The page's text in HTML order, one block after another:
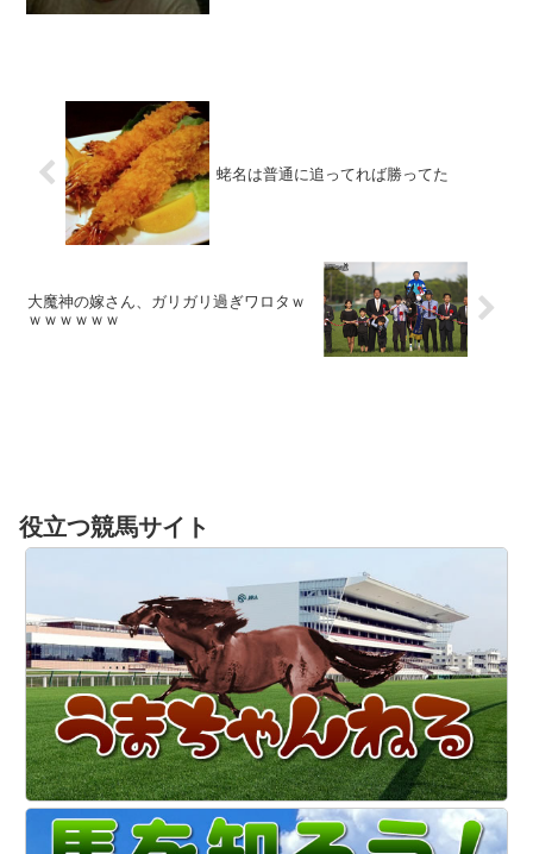
蛯名は普通に追ってれば勝ってた
大魔神の嫁さん、ガリガリ過ぎワロタｗ
ｗｗｗｗｗｗ
役立つ競馬サイト